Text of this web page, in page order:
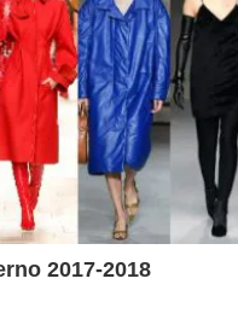
2017-2018